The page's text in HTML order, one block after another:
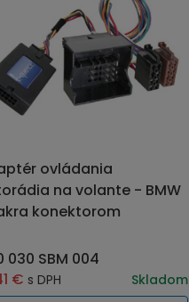
ovládania
na volante - BMW
konektorom
030 SBM 004
€ s DPH Skladom